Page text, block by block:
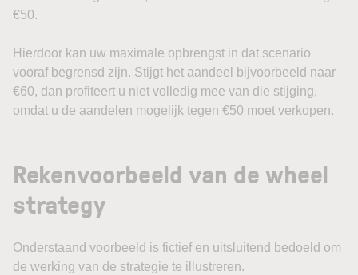
€50.
Hierdoor kan uw maximale opbrengst in dat scenario
vooraf begrensd zijn. Stijgt het aandeel bijvoorbeeld naar
€60, dan profiteert u niet volledig mee van die stijging,
omdat u de aandelen mogelijk tegen €50 moet verkopen.
Rekenvoorbeeld van de wheel
strategy
Onderstaand voorbeeld is fictief en uitsluitend bedoeld om
de werking van de strategie te illustreren.